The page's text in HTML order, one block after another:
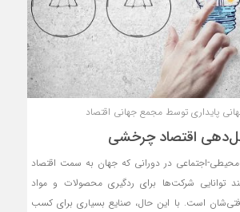
اقتصاد چرخشی
اجتماعی در دورانی که جهان به سمت اقتصاد
توانایی شرکت‌ها برای ردگیری محصولات و مواد
است. با این حال، صنایع بسیاری برای کسب